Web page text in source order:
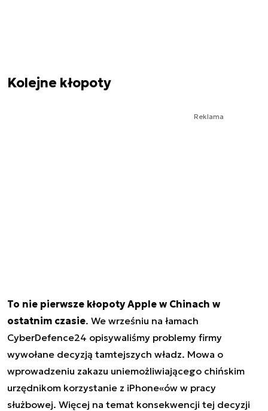
Kolejne kłopoty
Reklama
To nie pierwsze kłopoty Apple w Chinach w
ostatnim czasie. We wrześniu na łamach
CyberDefence24 opisywaliśmy problemy firmy
wywołane decyzją tamtejszych władz. Mowa o
wprowadzeniu zakazu uniemożliwiającego chińskim
urzędnikom korzystanie z iPhone«ów w pracy
służbowej. Więcej na temat konsekwencji tej decyzji